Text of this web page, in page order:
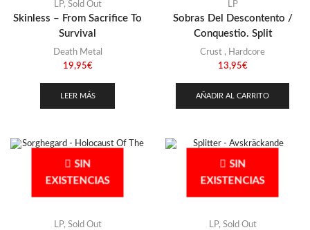
LP, Sold Out
Skinless – From Sacrifice To
Survival
Death Metal
19,95€
LEER MÁS
LP
Sobras Del Descontento /
Conquestio. Split
Crust , Hardcore
13,95€
AÑADIR AL CARRITO
SIN
EXISTENCIAS
LP, Sold Out
SIN
EXISTENCIAS
LP, Sold Out